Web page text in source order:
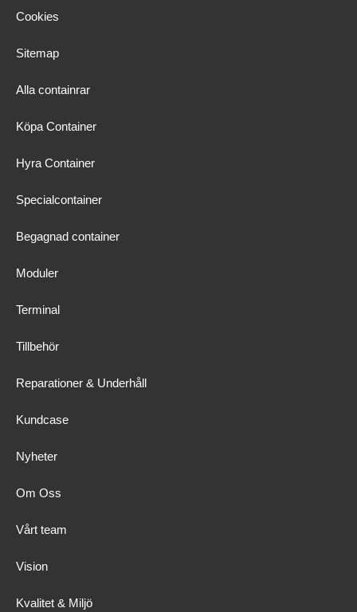
Cookies
Sitemap
Alla containrar
Köpa Container
Hyra Container
Specialcontainer
Begagnad container
Moduler
Terminal
Tillbehör
Reparationer & Underhåll
Kundcase
Nyheter
Om Oss
Vårt team
Vision
Kvalitet & Miljö